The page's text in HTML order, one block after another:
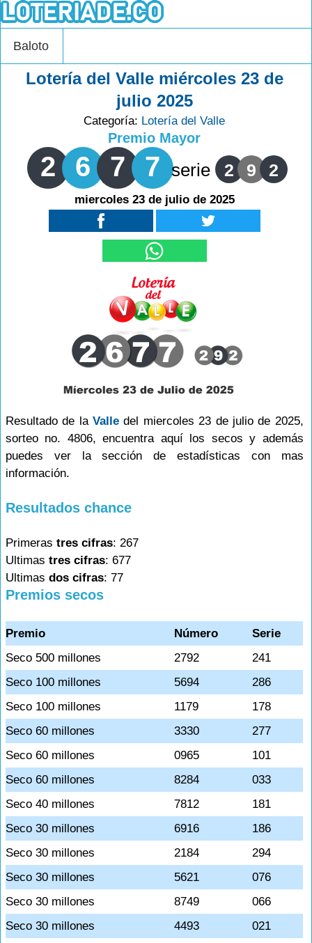
Baloto
Lotería del Valle miércoles 23 de
julio 2025
Categoría: Lotería del Valle
Premio Mayor
2 6 7 7 serie 2 9 2
miercoles 23 de julio de 2025
Resultado de laValle del miercoles 23 de julio de 2025,
sorteo no. 4806, encuentra aquí los secos y además
puedes ver la sección de estadísticas con mas
información.
Resultados chance
Primeras tres cifras: 267
Ultimas tres cifras: 677
Ultimas dos cifras: 77
Premios secos
Premio Número
Serie
Seco 500 millones
2792
241
Seco 100 millones
5694
286
Seco 100 millones
1179
178
Seco 60 millones
3330
277
Seco 60 millones
0965
101
Seco 60 millones
8284
033
Seco 40 millones
7812
181
Seco 30 millones
6916
186
Seco 30 millones
2184
294
Seco 30 millones
5621
076
Seco 30 millones
8749
066
Seco 30 millones
4493
021